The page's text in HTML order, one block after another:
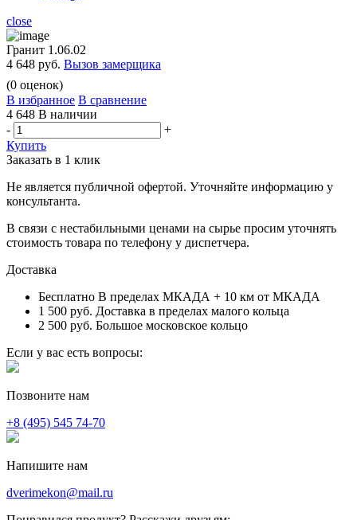
close
Гранит 1.06.02
4 648 руб. Вызов замерщика
(0 оценок)
В избранное В сравнение
4 648 В наличии
-
+
Купить
Заказать в 1 клик
Не является публичной офертой. Уточняйте информацию у
консультанта.
В связи с нестабильными ценами на сырье просим уточнять
стоимость товара по телефону у диспетчера.
Доставка
Бесплатно В пределах МКАДА + 10 км от МКАДА
1 500 руб. Доставка в пределах малого кольца
2 500 руб. Большое московское кольцо
Если у вас есть вопросы:
Позвоните нам
+8 (495) 545 74-70
Напишите нам
dverimekon@mail.ru